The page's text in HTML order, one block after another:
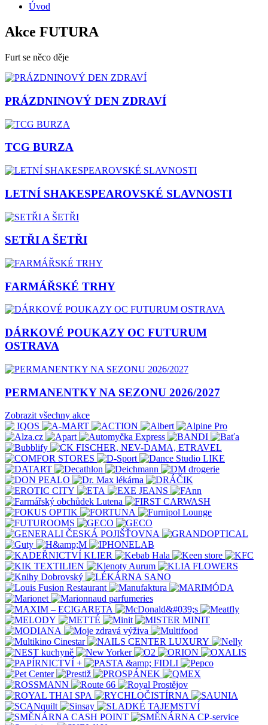
Úvod
Akce FUTURA
Furt se něco děje
PRÁZDNINOVÝ DEN ZDRAVÍ
TCG BURZA
LETNÍ SHAKESPEAROVSKÉ SLAVNOSTI
SETŘI A ŠETŘI
FARMÁŘSKÉ TRHY
DÁRKOVÉ POUKAZY OC FUTURUM
OSTRAVA
PERMANENTKY NA SEZONU 2026/2027
Zobrazit všechny akce